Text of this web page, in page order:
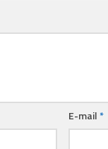
E-mail *